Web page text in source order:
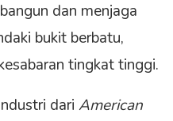
dan menjaga
bukit berbatu,
tingkat tinggi.
dari American